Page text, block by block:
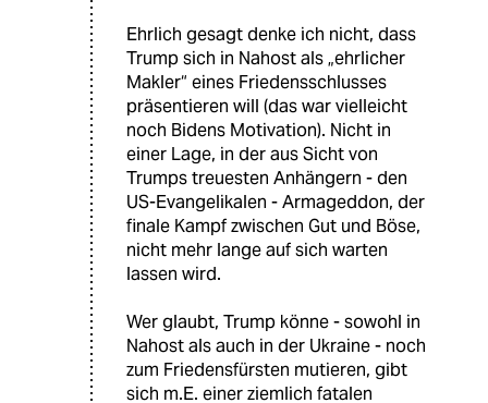
Ehrlich gesagt denke ich nicht, dass
Trump sich in Nahost als „ehrlicher
Makler“ eines Friedensschlusses
präsentieren will (das war vielleicht
noch Bidens Motivation). Nicht in
einer Lage, in der aus Sicht von
Trumps treuesten Anhängern - den
US-Evangelikalen - Armageddon, der
finale Kampf zwischen Gut und Böse,
nicht mehr lange auf sich warten
lassen wird.
Wer glaubt, Trump könne - sowohl in
Nahost als auch in der Ukraine - noch
zum Friedensfürsten mutieren, gibt
sich m.E. einer ziemlich fatalen